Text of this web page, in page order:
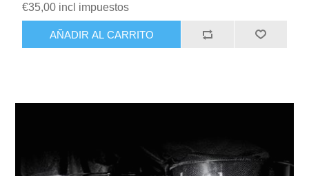
€35,00 incl impuestos
AÑADIR AL CARRITO